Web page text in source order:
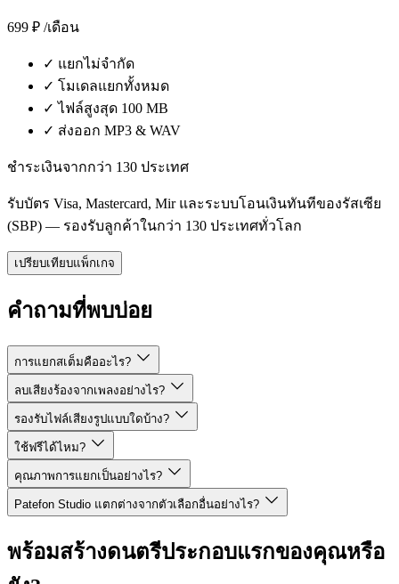
699 ₽ /เดือน
✓ แยกไม่จำกัด
✓ โมเดลแยกทั้งหมด
✓ ไฟล์สูงสุด 100 MB
✓ ส่งออก MP3 & WAV
ชำระเงินจากกว่า 130 ประเทศ
รับบัตร Visa, Mastercard, Mir และระบบโอนเงินทันทีของรัสเซีย
(SBP) — รองรับลูกค้าในกว่า 130 ประเทศทั่วโลก
เปรียบเทียบแพ็กเกจ
คำถามที่พบบ่อย
การแยกสเต็มคืออะไร?
ลบเสียงร้องจากเพลงอย่างไร?
รองรับไฟล์เสียงรูปแบบใดบ้าง?
ใช้ฟรีได้ไหม?
คุณภาพการแยกเป็นอย่างไร?
Patefon Studio แตกต่างจากตัวเลือกอื่นอย่างไร?
พร้อมสร้างดนตรีประกอบแรกของคุณหรือ